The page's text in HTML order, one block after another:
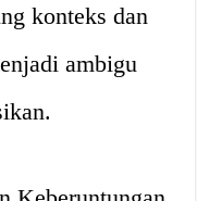
konteks dan
ambigu